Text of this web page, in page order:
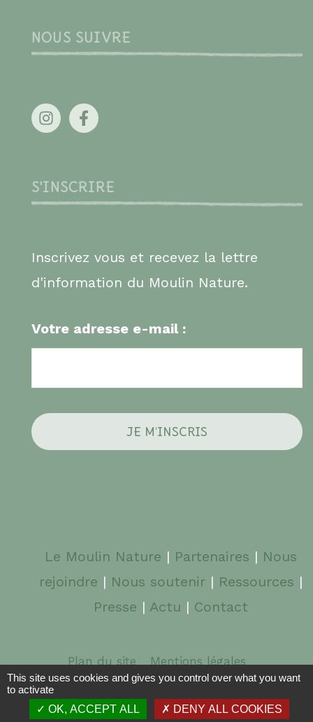
NOUS SUIVRE
S'INSCRIRE
Inscrivez vous et recevez la lettre
d'information du Moulin Nature.
Votre adresse e-mail :
Le Moulin Nature | Partenaires | Nous
rejoindre | Nous soutenir | Ressources |
Presse | Actu | Contact
Plan du site Mentions légales
© 2026 Le Moulin Nature | Graphisme :
Webdesign :
pixbone.fr
This site uses cookies and gives you control over what you want
to activate
OK, ACCEPT ALL
DENY ALL COOKIES